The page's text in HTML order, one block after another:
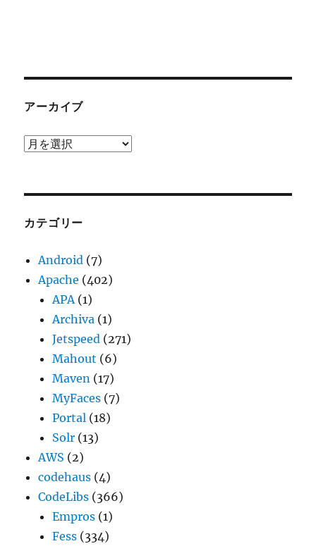
アーカイブ
ア
ブ
カテゴリー
Android (7)
Apache (402)
APA(1)
Archiva (1)
Jetspeed (271)
Mahout (6)
Maven (17)
MyFaces (7)
Portal (18)
Solr (13)
AWS (2)
codehaus (4)
CodeLibs (366)
Empros (1)
Fess (334)